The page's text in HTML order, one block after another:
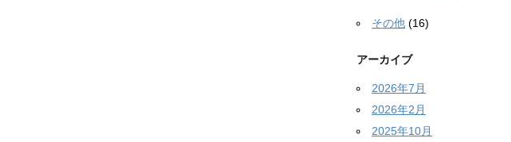
その他 (16)
アーカイブ
2026年7月
2026年2月
2025年10月